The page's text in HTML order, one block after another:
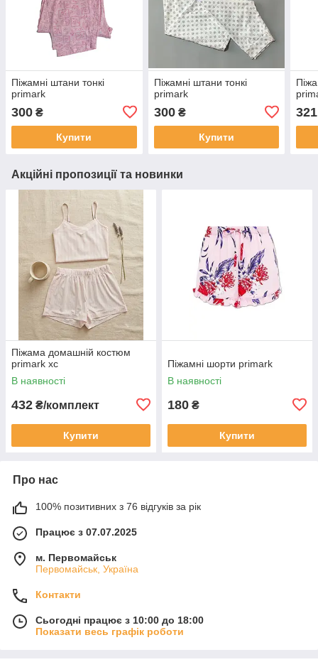
Піжамні штани тонкі
primark
300 ₴
Купити
Піжамні штани тонкі
primark
300₴
Купити
321
Акційні пропозиції та новинки
Піжама домашній костюм
primark хс
В наявності
432 ₴/комплект
Купити
Піжамні шорти primark
В наявності
180 ₴
Купити
Про нас
100% позитивних з 76 відгуків за рік
Працює з 07.07.2025
м. Первомайськ
Первомайськ, Україна
Контакти
Сьогодні працює з 10:00 до 18:00
Показати весь графік роботи